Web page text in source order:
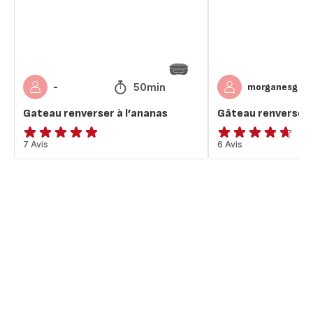
- 50min
Gateau renverser à l’ananas
ratings.4.8
7 Avis
morganesg
Gâteau renversé
ratings.4.6
6 Avis